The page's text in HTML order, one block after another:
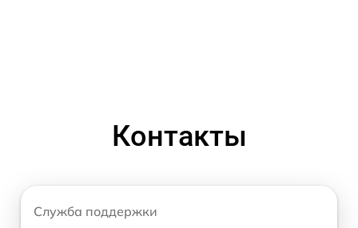
Контакты
Служба поддержки